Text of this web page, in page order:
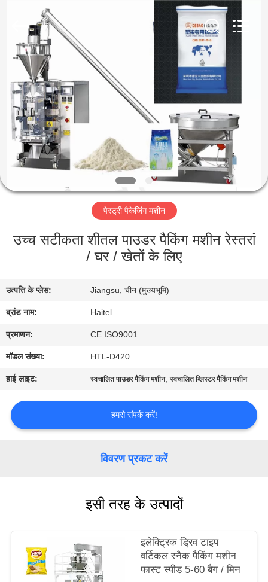
घर
उत्पादों
हमारे
बारे
में
भ्रमण
नियंत्रण
संपर्क
करें
उद्धरण
की
PRIVACY
POLICY
Rights
Reserved.
पेस्ट्री पैकेजिंग मशीन
उच्च सटीकता शीतल पाउडर पैकिंग मशीन रेस्तरां
/ घर / खेतों के लिए
उत्पत्ति के प्लेस: Jiangsu, चीन (मुख्यभूमि)
ब्रांड नाम: Haitel
प्रमाणन: CE ISO9001
मॉडल संख्या: HTL-D420
हाई लाइट: स्वचालित पाउडर पैकिंग मशीन,स्वचालित ब्लिस्टर पैकिंग मशीन
हमसे संपर्क करें!
विवरण प्रकट करें
इसी तरह के उत्पादों
इलेक्ट्रिक ड्रिव टाइप
वर्टिकल स्नैक पैकिंग मशीन
फास्ट स्पीड 5-60 बैग / मिन